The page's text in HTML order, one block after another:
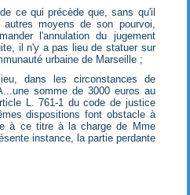
ce qui précède que, sans qu'il
moyens de son pourvoi,
l'annulation du jugement
il n'y a pas lieu de statuer sur
urbaine de Marseille ;
dans les circonstances de
somme de 3000 euros au
L. 761-1 du code de justice
dispositions font obstacle à
à ce titre à la charge de Mme
instance, la partie perdante